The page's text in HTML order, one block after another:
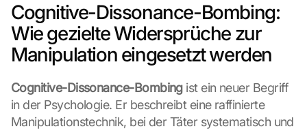
Cognitive-Dissonance-Bombing:
Wie gezielte Widersprüche zur
Manipulation eingesetzt werden
Cognitive-Dissonance-Bombing ist ein neuer Begriff
in der Psychologie. Er beschreibt eine raffinierte
Manipulationstechnik, bei der Täter systematisch und